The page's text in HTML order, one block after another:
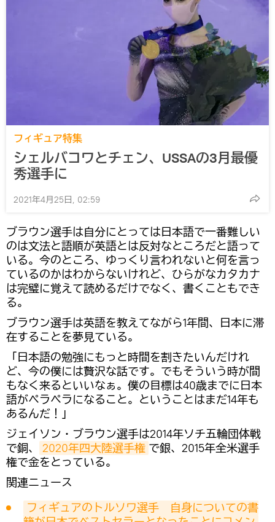
フィギュア特集
シェルバコワとチェン、USSAの3月最優
秀選手に
2021年4月25日, 02:59
ブラウン選手は自分にとっては日本語で一番難しい
のは文法と語順が英語とは反対なところだと語って
いる。今のところ、ゆっくり言われないと何を言っ
ているのかはわからないけれど、ひらがなカタカナ
は完璧に覚えて読めるだけでなく、書くこともでき
る。
ブラウン選手は英語を教えてながら1年間、日本に滞
在することを夢見ている。
「日本語の勉強にもっと時間を割きたいんだけれ
ど、今の僕には贅沢な話です。でもそういう時が間
もなく来るといいなぁ。僕の目標は40歳までに日本
語がペラペラになること。ということはまだ14年も
あるんだ！」
ジェイソン・ブラウン選手は2014年ソチ五輪団体戦
で銅、
2020年四大陸選手権 で銀、2015年全米選手
権で金をとっている。
関連ニュース
フィギュアのトルソワ選手　自身についての書